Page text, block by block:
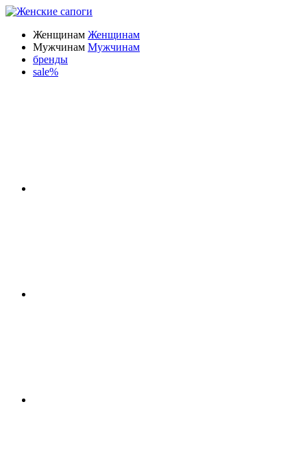
Женщинам Женщинам
Мужчинам Мужчинам
бренды
sale%